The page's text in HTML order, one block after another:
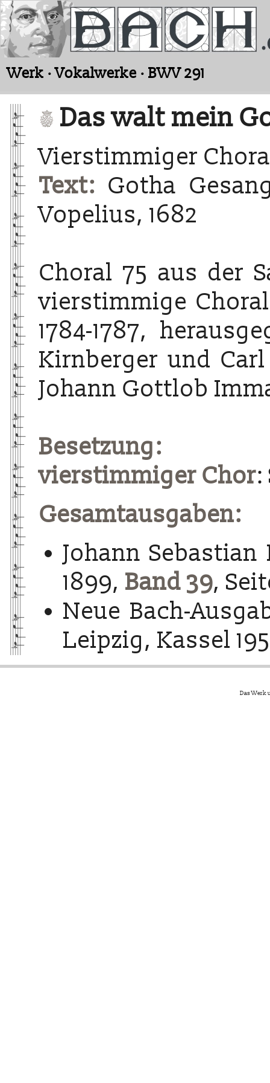
Werk · Vokalwerke · BWV 291
Das walt mein
Vierstimmiger
Text: Gotha
Vopelius, 1682
Choral 75 aus der
vierstimmige
1784-1787,
Kirnberger und
Johann Gottlob
Besetzung:
vierstimmiger Chor:
Gesamtausgaben:
Johann Sebastian
1899, Band 39,
Neue Bach-
Leipzig, Kassel
Das Werk